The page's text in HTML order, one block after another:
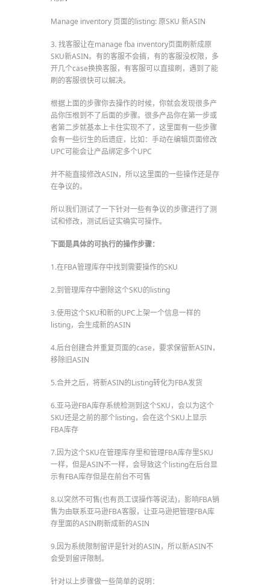
Manage inventory 页面的listing: 原SKU 新ASIN
3. 找客服让在manage fba inventory页面刷新成原
SKU新ASIN。有的客服不会搞，有的客服没权限，多
开几个case换换客服，有客服可以直接刷，遇到了能
刷的客服很快可以解决。
根据上面的步骤你去操作的时候，你就会发现很多产
品你压根到不了后面的步骤。很多产品你在第一步或
者第二步就基本上卡住实现不了，这里面有一些步骤
会有一些衍生的后遗症，比如：手动在编辑页面修改
UPC可能会让产品绑定多个UPC
并不能直接修改ASIN，所以这里面的一些操作还是存
在争议的。
所以我们测试了一下针对一些有争议的步骤进行了测
试和修改，测试后证实确实可操作。
下面是具体的可执行的操作步骤：
1.在FBA管理库存中找到需要操作的SKU
2.到管理库存中删除这个SKU的listing
3.使用这个SKU和新的UPC上架一个信息一样的
listing，会生成新的ASIN
4.后台创建合并重复页面的case，要求保留新ASIN，
移除旧ASIN
5.合并之后，将新ASIN的Listing转化为FBA发货
6.亚马逊FBA库存系统检测到这个SKU，会以为这个
SKU还是之前的那个listing，会在这个SKU上显示
FBA库存
7.因为这个SKU在管理库存里和管理FBA库存里SKU
一样，但是ASIN不一样，会导致这个listing在后台显
示有FBA库存但是在前台不可售
8.以突然不可售(也有员工误操作等说法)，影响FBA销
售为由联系亚马逊FBA客服，让亚马逊把管理FBA库
存里面的ASIN刷新成新的ASIN
9.因为系统限制留评是针对的ASIN，所以新ASIN不
会受到留评限制。
针对以上步骤做一些简单的说明：